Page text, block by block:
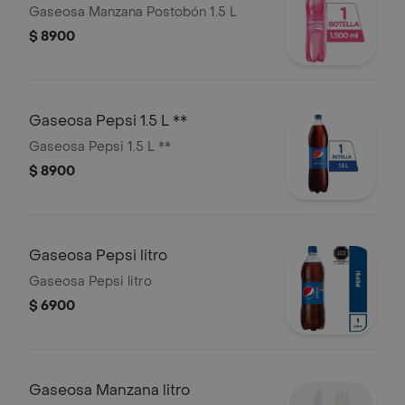
Gaseosa Manzana Postobón 1.5 L
$ 8900
Gaseosa Pepsi 1.5 L **
Gaseosa Pepsi 1.5 L **
$ 8900
Gaseosa Pepsi litro
Gaseosa Pepsi litro
$ 6900
Gaseosa Manzana litro